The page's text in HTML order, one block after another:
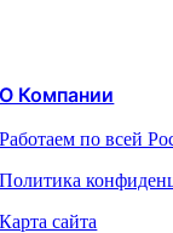
О Компании
Работаем по всей
Политика
Карта сайта